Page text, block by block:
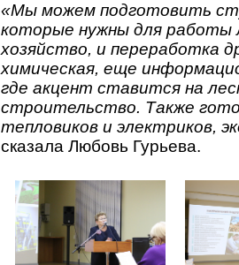
«Мы можем подготовить
которые нужны для работы
хозяйство, и переработка
химическая, еще
где акцент ставится на
строительство. Также
тепловиков и электриков,
сказала Любовь Гурьева.